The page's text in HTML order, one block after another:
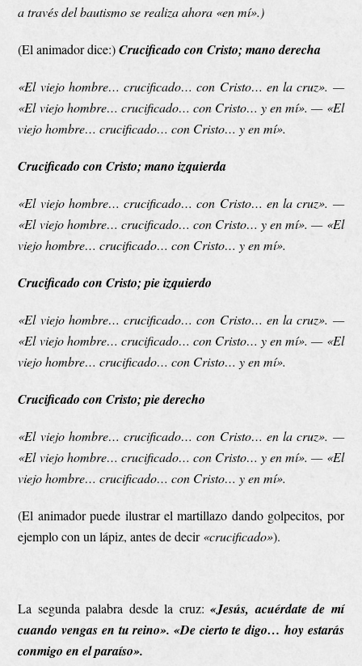
a través del bautismo se realiza ahora «en mí».)
(El animador dice:)Crucificado con Cristo; mano derecha
«El viejo hombre… crucificado… con Cristo… en la cruz». —
«El viejo hombre… crucificado… con Cristo… y en mí». — «El
viejo hombre… crucificado… con Cristo… y en mí».
Crucificado con Cristo; mano izquierda
«El viejo hombre… crucificado… con Cristo… en la cruz». —
«El viejo hombre… crucificado… con Cristo… y en mí». — «El
viejo hombre… crucificado… con Cristo… y en mí».
Crucificado con Cristo; pie izquierdo
«El viejo hombre… crucificado… con Cristo… en la cruz». —
«El viejo hombre… crucificado… con Cristo… y en mí». — «El
viejo hombre… crucificado… con Cristo… y en mí».
Crucificado con Cristo; pie derecho
«El viejo hombre… crucificado… con Cristo… en la cruz». —
«El viejo hombre… crucificado… con Cristo… y en mí». — «El
viejo hombre… crucificado… con Cristo… y en mí».
(El animador puede ilustrar el martillazo dando golpecitos, por
ejemplo con un lápiz, antes de decir«crucificado»).
La segunda palabra desde la cruz:«Jesús, acuérdate de mí
cuando vengas en tu reino». «De cierto te digo… hoy estarás
conmigo en el paraíso».